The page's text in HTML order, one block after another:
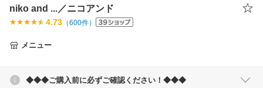
niko and ...／ニコアンド
4.73 （600件）
メニュー
◆◆◆ご購入前に必ずご確認ください！◆◆◆